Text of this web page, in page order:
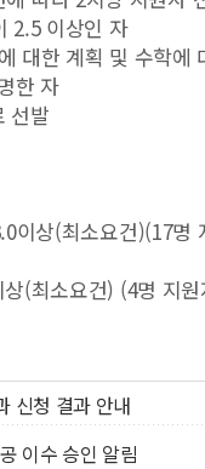
2.5 이상인 자
대한 계획 및 수학에
한 자
선발
이상(최소요건)(17명
(최소요건) (4명 지
신청 결과 안내
이수 승인 알림